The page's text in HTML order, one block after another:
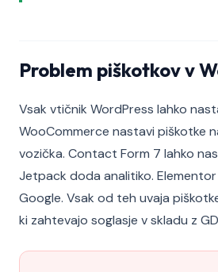
Problem piškotkov v
Vsak vtičnik WordPress lahko
WooCommerce nastavi piškotke
vozička. Contact Form 7 lahko
Jetpack doda analitiko. Elementor
Google. Vsak od teh uvaja
ki zahtevajo soglasje v skladu z